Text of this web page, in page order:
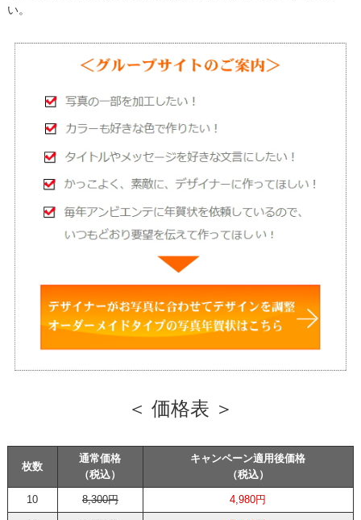
い。
＜ 価格表 ＞
枚数
通常価格
（税込）
キャンペーン適用後価格
（税込）
10 8,300円 4,980円